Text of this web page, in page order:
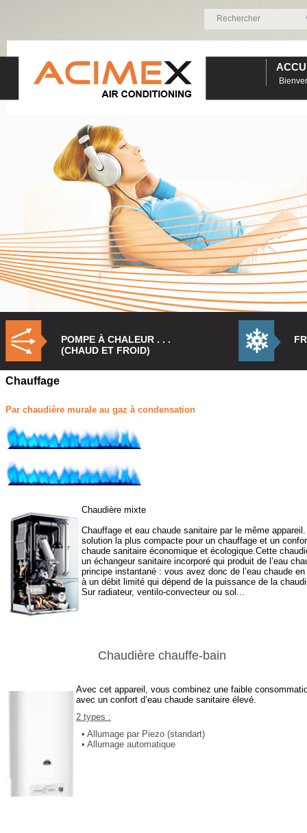
POMPE À CHALEUR . . .
(CHAUD ET FROID)
Chauffage
Par chaudière murale au gaz à condensation
Chaudière mixte
Chauffage et eau chaude sanitaire par le même appareil.
solution la plus compacte pour un chauffage et un
chaude sanitaire économique et écologique.Cette
un échangeur sanitaire incorporé qui produit de l’eau
principe instantané : vous avez donc de l’eau chaude
à un débit limité qui dépend de la puissance de la
Sur radiateur, ventilo-convecteur ou sol...
Chaudière chauffe-bain
Avec cet appareil, vous combinez une faible
avec un confort d’eau chaude sanitaire élevé.
2 types :
• Allumage par Piezo (standart)
• Allumage automatique